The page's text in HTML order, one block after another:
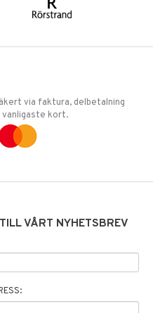
via faktura, delbetalning
vanligaste kort.
VÅRT NYHETSBREV